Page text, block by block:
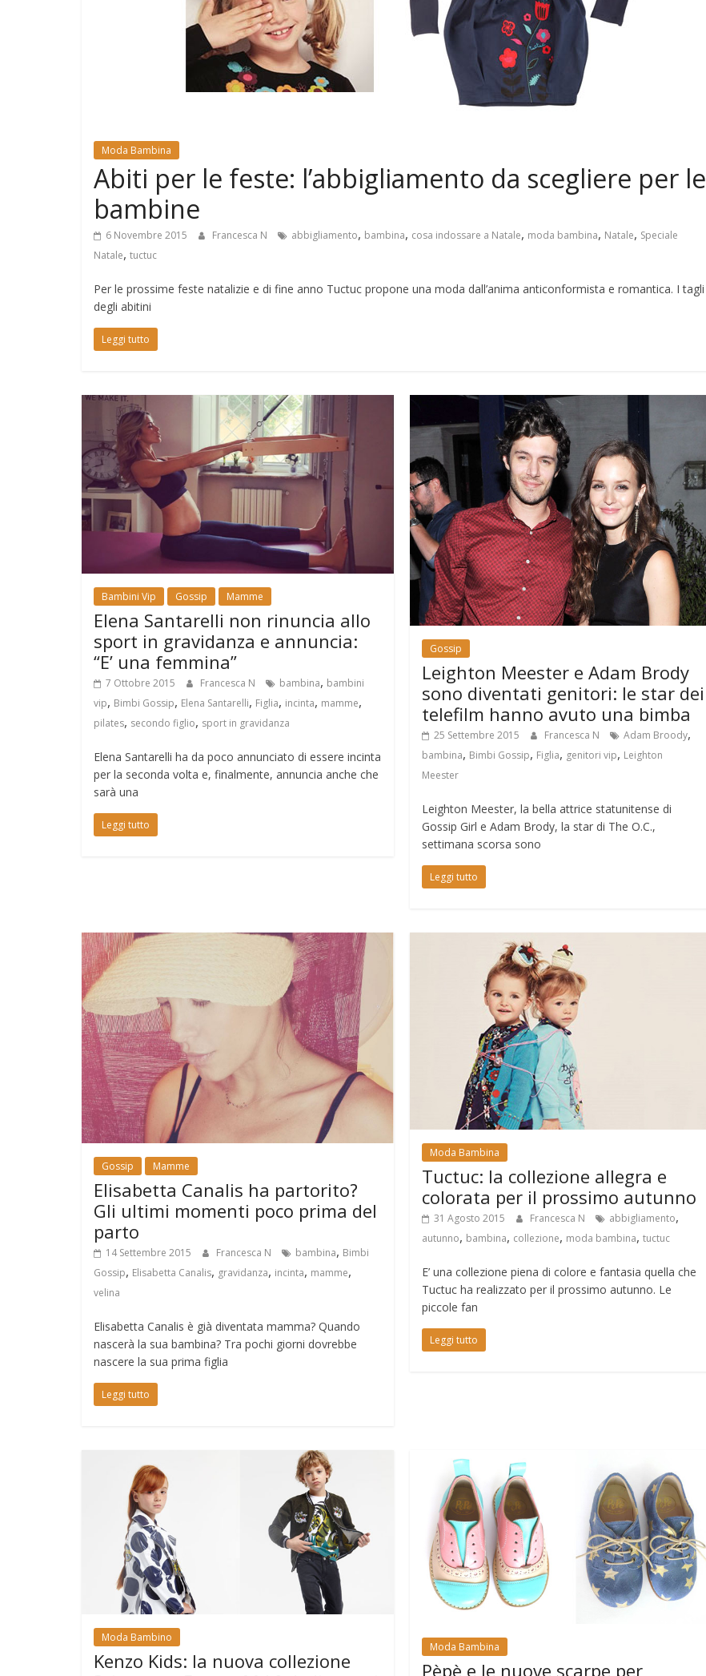
Moda Bambina
Abiti per le feste: l’abbigliamento da scegliere per le
bambine
6 Novembre 2015 Francesca N abbigliamento, bambina, cosa indossare a Natale, moda bambina, Natale, Speciale
Natale, tuctuc
Per le prossime feste natalizie e di fine anno Tuctuc propone una moda dall’anima anticonformista e romantica. I tagli
degli abitini
Leggi tutto
Bambini Vip Gossip Mamme
Elena Santarelli non rinuncia allo
sport in gravidanza e annuncia:
“E’ una femmina”
7 Ottobre 2015 Francesca N bambina, bambini
vip, Bimbi Gossip, Elena Santarelli, Figlia, incinta, mamme,
pilates, secondo figlio, sport in gravidanza
Elena Santarelli ha da poco annunciato di essere incinta
per la seconda volta e, finalmente, annuncia anche che
sarà una
Leggi tutto
Gossip
Leighton Meester e Adam Brody
sono diventati genitori: le star dei
telefilm hanno avuto una bimba
25 Settembre 2015 Francesca N Adam Broody,
bambina, Bimbi Gossip, Figlia, genitori vip, Leighton
Meester
Leighton Meester, la bella attrice statunitense di
Gossip Girl e Adam Brody, la star di The O.C.,
settimana scorsa sono
Leggi tutto
Gossip Mamme
Elisabetta Canalis ha partorito?
Gli ultimi momenti poco prima del
parto
14 Settembre 2015 Francesca N bambina, Bimbi
Gossip, Elisabetta Canalis, gravidanza, incinta, mamme,
velina
Elisabetta Canalis è già diventata mamma? Quando
nascerà la sua bambina? Tra pochi giorni dovrebbe
nascere la sua prima figlia
Leggi tutto
Moda Bambina
Tuctuc: la collezione allegra e
colorata per il prossimo autunno
31 Agosto 2015 Francesca N abbigliamento,
autunno, bambina, collezione, moda bambina,tuctuc
E’ una collezione piena di colore e fantasia quella che
Tuctuc ha realizzato per il prossimo autunno. Le
piccole fan
Leggi tutto
Moda Bambino
Kenzo Kids: la nuova collezione
Moda Bambina
Pèpè e le nuove scarpe per